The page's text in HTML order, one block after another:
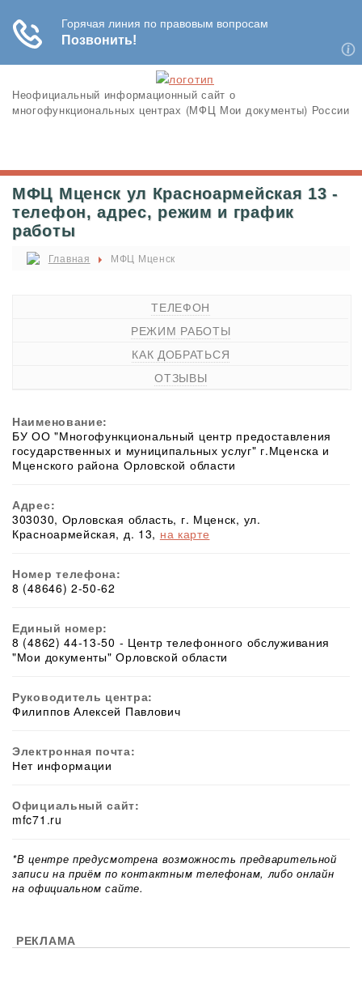
Неофициальный информационный сайт о
многофункциональных центрах (МФЦ Мои документы) России
МФЦ Мценск ул Красноармейская 13 -
телефон, адрес, режим и график
работы
Главная МФЦ Мценск
ТЕЛЕФОН
РЕЖИМ РАБОТЫ
КАК ДОБРАТЬСЯ
ОТЗЫВЫ
Наименование:
БУ ОО "Многофункциональный центр предоставления
государственных и муниципальных услуг" г.Мценска и
Мценского района Орловской области
Адрес:
303030, Орловская область, г. Мценск, ул.
Красноармейская, д. 13, на карте
Номер телефона:
8 (48646) 2-50-62
Единый номер:
8 (4862) 44-13-50 - Центр телефонного обслуживания
"Мои документы" Орловской области
Руководитель центра:
Филиппов Алексей Павлович
Электронная почта:
Нет информации
Официальный сайт:
mfc71.ru
*В центре предусмотрена возможность предварительной
записи на приём по контактным телефонам, либо онлайн
на официальном сайте.
РЕКЛАМА